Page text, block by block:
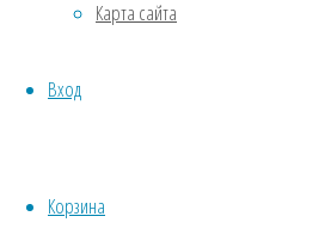
Карта сайта
Вход
Корзина
пикселей
Хвойники
ИНСТРУМЕНТЫ,